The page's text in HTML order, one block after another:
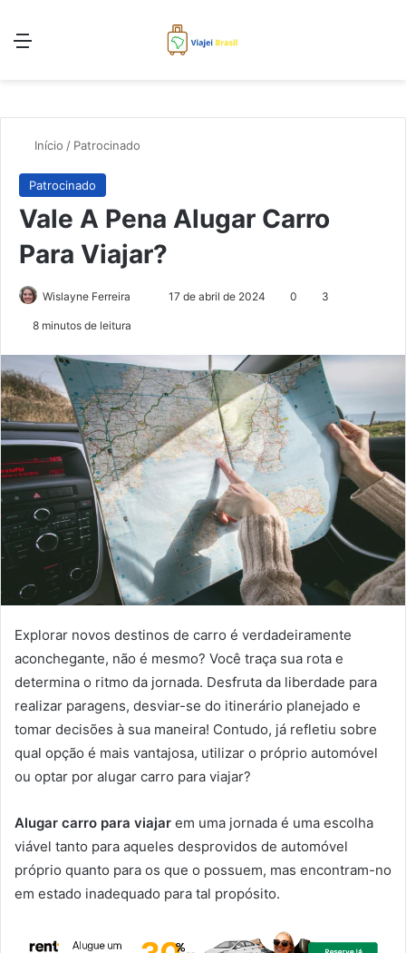
Menu
Início / Patrocinado
Patrocinado
Vale A Pena Alugar Carro
Para Viajar?
Wislayne Ferreira
Mande17 de abril de 2024 0 3
8 minutos de leitura
Explorar novos destinos de carro é verdadeiramente
aconchegante, não é mesmo? Você traça sua rota e
determina o ritmo da jornada. Desfruta da liberdade para
realizar paragens, desviar-se do itinerário planejado e
tomar decisões à sua maneira! Contudo, já refletiu sobre
qual opção é mais vantajosa, utilizar o próprio automóvel
ou optar por alugar carro para viajar?
Alugar carro para viajar em uma jornada é uma escolha
viável tanto para aqueles desprovidos de automóvel
próprio quanto para os que o possuem, mas encontram-no
em estado inadequado para tal propósito.